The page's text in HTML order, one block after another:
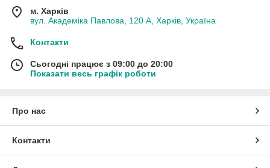
м. Харків
вул. Академіка Павлова, 120 А, Харків, Україна
Контакти
Сьогодні працює з 09:00 до 20:00
Показати весь графік роботи
Про нас
Контакти